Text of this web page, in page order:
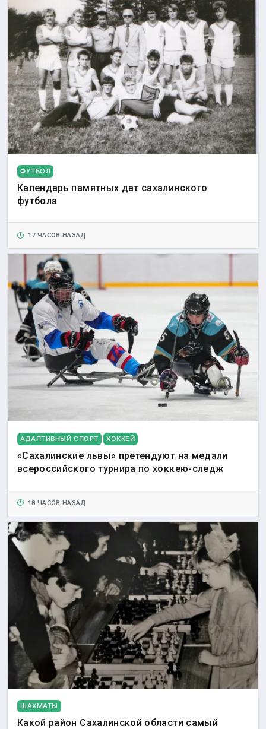
ФУТБОЛ
Календарь памятных дат сахалинского
футбола
17 ЧАСОВ НАЗАД
АДАПТИВНЫЙ СПОРТ ХОККЕЙ
«Сахалинские львы» претендуют на медали
всероссийского турнира по хоккею-следж
18 ЧАСОВ НАЗАД
ШАХМАТЫ
Какой район Сахалинской области самый